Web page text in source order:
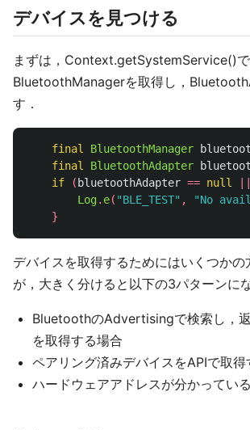
デバイスを見つける
まずは，Context.getSystemService()で
BluetoothManagerを取得し，
す．
final BluetoothManager
final
BluetoothAdapter
if
( bluetoothAdapter == null
Log. e( "BLE_TEST" ,
"No
}
デバイスを取得するためにはいくつかの
が，大きく分けると以下の3パターンに
BluetoothのAdvertisingで検索し，
を取得する場合
ペアリング済みデバイスをAPIで取得
ハードウェアアドレスが分かってい